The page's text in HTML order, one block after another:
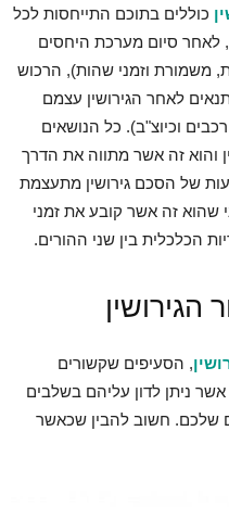
כוללים בתוכם התייחסות לכל
לאחר סיום מערכת היחסים
משמורת וזמני שהות), הרכוש
לאחר הגירושין עצמם
וכיוצ"ב). כל הנושאים
והוא זה אשר מתווה את הדרך
של הסכם גירושין מתעצמת
שהוא זה אשר קובע את זמני
הכלכלית בין שני ההורים.
, הסעיפים שקשורים
ניתן לדון עליהם בשלבים
שלכם. חשוב להבין שכאשר